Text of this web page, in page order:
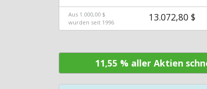
Aus 1.000,00 $
wurden seit 1996
13.072,80 $
11,55 % aller Aktien